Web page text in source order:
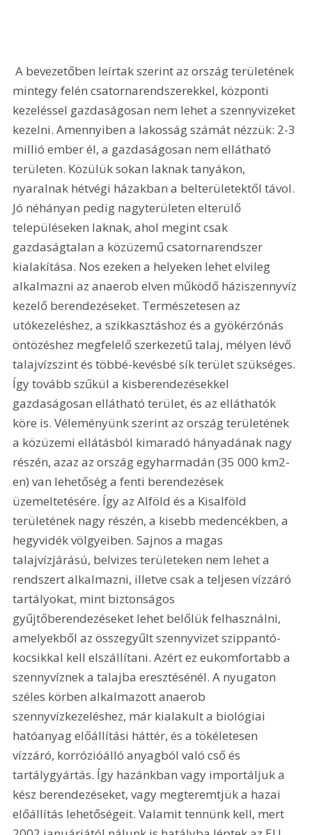
A bevezetőben leírtak szerint az ország területének
mintegy felén csatornarendszerekkel, központi
kezeléssel gazdaságosan nem lehet a szennyvizeket
kezelni. Amennyiben a lakosság számát nézzük: 2-3
millió ember él, a gazdaságosan nem ellátható
területen. Közülük sokan laknak tanyákon,
nyaralnak hétvégi házakban a belterületektől távol.
Jó néhányan pedig nagyterületen elterülő
településeken laknak, ahol megint csak
gazdaságtalan a közüzemű csatornarendszer
kialakítása. Nos ezeken a helyeken lehet elvileg
alkalmazni az anaerob elven működő háziszennyvíz
kezelő berendezéseket. Természetesen az
utókezeléshez, a szikkasztáshoz és a gyökérzónás
öntözéshez megfelelő szerkezetű talaj, mélyen lévő
talajvízszint és többé-kevésbé sík terület szükséges.
Így tovább szűkül a kisberendezésekkel
gazdaságosan ellátható terület, és az elláthatók
köre is. Véleményünk szerint az ország területének
a közüzemi ellátásból kimaradó hányadának nagy
részén, azaz az ország egyharmadán (35 000 km2-
en) van lehetőség a fenti berendezések
üzemeltetésére. Így az Alföld és a Kisalföld
területének nagy részén, a kisebb medencékben, a
hegyvidék völgyeiben. Sajnos a magas
talajvízjárású, belvizes területeken nem lehet a
rendszert alkalmazni, illetve csak a teljesen vízzáró
tartályokat, mint biztonságos
gyűjtőberendezéseket lehet belőlük felhasználni,
amelyekből az összegyűlt szennyvizet szippantó-
kocsikkal kell elszállítani. Azért ez eukomfortabb a
szennyvíznek a talajba eresztésénél. A nyugaton
széles körben alkalmazott anaerob
szennyvízkezeléshez, már kialakult a biológiai
hatóanyag előállítási háttér, és a tökéletesen
vízzáró, korrózióálló anyagból való cső és
tartálygyártás. Így hazánkban vagy importáljuk a
kész berendezéseket, vagy megteremtjük a hazai
előállítás lehetőségeit. Valamit tennünk kell, mert